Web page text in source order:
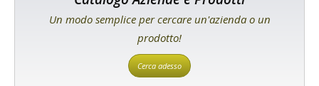
Un modo semplice per cercare un'azienda o un
prodotto!
Cerca adesso